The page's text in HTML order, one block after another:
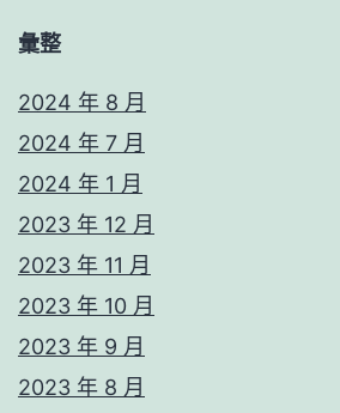
彙整
2024 年 8 月
2024 年 7 月
2024 年 1 月
2023 年 12 月
2023 年 11 月
2023 年 10 月
2023 年 9 月
2023 年 8 月